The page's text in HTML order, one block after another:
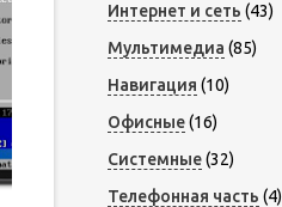
Интернет и сеть (43)
Мультимедиа (85)
Навигация (10)
Офисные(16)
Системные(32)
Телефонная часть (4)